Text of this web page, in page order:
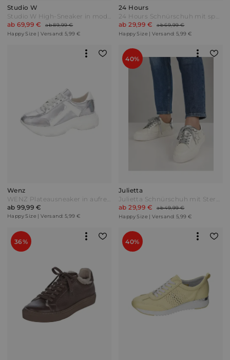
Studio W
Studio W High-Sneaker in modischer Optik Blau
ab 69,99 €
ab 89,99 €
Happy Size | Versand: 5,99 €
24 Hours
24 Hours Schnürschuh mit sportiver Laufsohle Schwarz
ab 29,99 €
ab 69,99 €
Happy Size | Versand: 5,99 €
Wenz
WENZ Plateausneaker in aufregendem Metallic-Look Silberfarben/Weiß
ab 99,99 €
Happy Size | Versand: 5,99 €
40%
Julietta
Julietta Schnürschuh mit Sternenmuster Weiß
ab 29,99 €
ab 49,99 €
Happy Size | Versand: 5,99 €
36% 40%